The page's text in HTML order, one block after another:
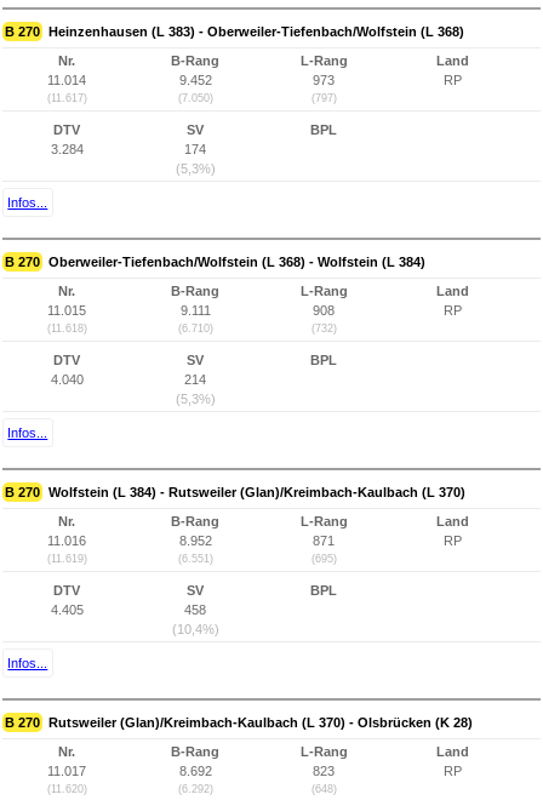
B 270 Heinzenhausen (L 383) - Oberweiler-Tiefenbach/Wolfstein (L 368)
Nr.
11.014
(11.617)
B-Rang
9.452
(7.050)
L-Rang
973
(797)
Land
RP
DTV
3.284
SV
174
(5,3%)
BPL
Infos...
B 270 Oberweiler-Tiefenbach/Wolfstein (L 368) - Wolfstein (L 384)
Nr.
11.015
(11.618)
B-Rang
9.111
(6.710)
L-Rang
908
(732)
Land
RP
DTV
4.040
SV
214
(5,3%)
BPL
Infos...
B 270 Wolfstein (L 384) - Rutsweiler (Glan)/Kreimbach-Kaulbach (L 370)
Nr.
11.016
(11.619)
B-Rang
8.952
(6.551)
L-Rang
871
(695)
Land
RP
DTV
4.405
SV
458
(10,4%)
BPL
Infos...
B 270 Rutsweiler (Glan)/Kreimbach-Kaulbach (L 370) - Olsbrücken (K 28)
Nr.
11.017
(11.620)
B-Rang
8.692
(6.292)
L-Rang
823
(648)
Land
RP